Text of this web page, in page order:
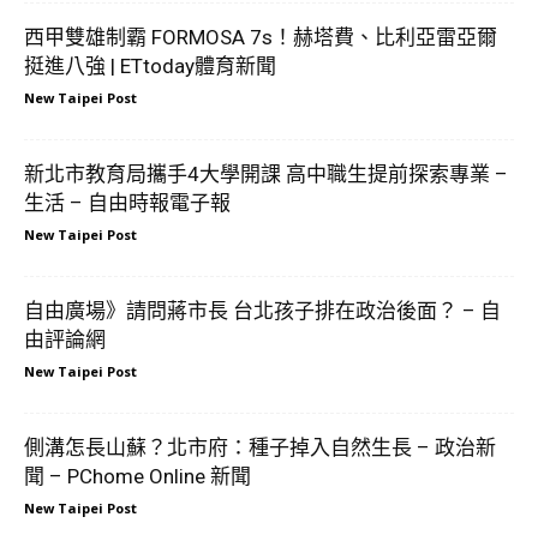
西甲雙雄制霸 FORMOSA 7s！赫塔費、比利亞雷亞爾
挺進八強 | ETtoday體育新聞
New Taipei Post
新北市教育局攜手4大學開課 高中職生提前探索專業 –
生活 – 自由時報電子報
New Taipei Post
自由廣場》請問蔣市長 台北孩子排在政治後面？ – 自
由評論網
New Taipei Post
側溝怎長山蘇？北市府：種子掉入自然生長 – 政治新
聞 – PChome Online 新聞
New Taipei Post